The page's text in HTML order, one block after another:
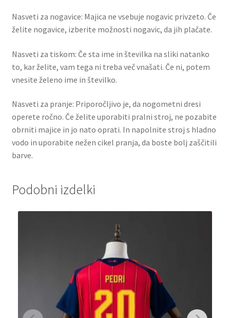
Nasveti za nogavice: Majica ne vsebuje nogavic privzeto. Če
želite nogavice, izberite možnosti nogavic, da jih plačate.
Nasveti za tiskom: Če sta ime in številka na sliki natanko
to, kar želite, vam tega ni treba več vnašati. Če ni, potem
vnesite želeno ime in številko.
Nasveti za pranje: Priporočljivo je, da nogometni dresi
operete ročno. Če želite uporabiti pralni stroj, ne pozabite
obrniti majice in jo nato oprati. In napolnite stroj s hladno
vodo in uporabite nežen cikel pranja, da boste bolj zaščitili
barve.
Podobni izdelki